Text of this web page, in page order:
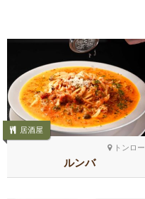
トンロー
居酒屋
ルンバ